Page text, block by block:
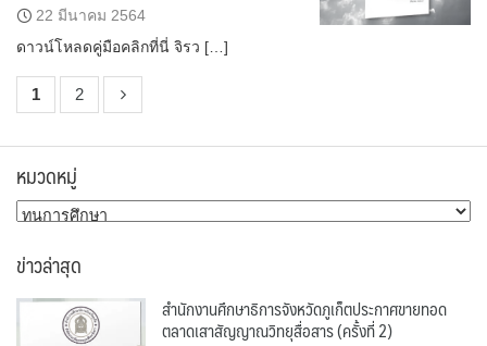
22 มีนาคม 2564
ดาวน์โหลดคู่มือคลิกที่นี่ จิรว […]
1 2
หมวดหมู่
หมวด
ข่าวล่าสุด
สำนักงานศึกษาธิการจังหวัดภูเก็ตประกาศขายทอด
ตลาดเสาสัญญาณวิทยุสื่อสาร (ครั้งที่ 2)